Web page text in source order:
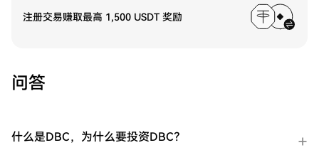
注册交易赚取最高 1,500 USDT 奖励
问答
什么是DBC，为什么要投资DBC？